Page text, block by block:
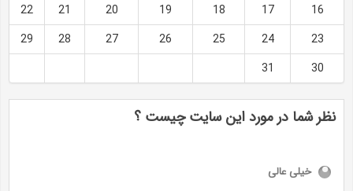
16
17
18
19
20
21
22
23
24
25
26
27
28
29
30
31
نظر شما در مورد این سایت چیست ؟
خیلی عالی